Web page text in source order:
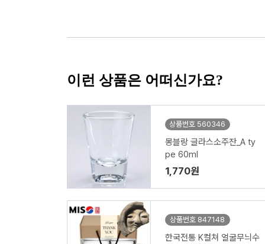
이런 상품은 어떠신가요?
상품번호 560346
몽블랑 글라스소주잔_A ty
pe 60ml
1,770원
상품번호 847148
한국전통 K컬쳐 얼굴무늬수